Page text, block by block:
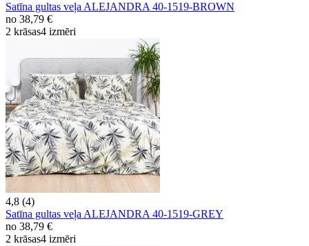
Satīna gultas veļa ALEJANDRA 40-1519-BROWN
no 38,79 €
2 krāsas4 izmēri
4,8 (4)
Satīna gultas veļa ALEJANDRA 40-1519-GREY
no 38,79 €
2 krāsas4 izmēri